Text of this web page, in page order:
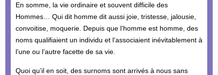
En somme, la vie ordinaire et souvent difficile des
Hommes… Qui dit homme dit aussi joie, tristesse, jalousie,
convoitise, moquerie. Depuis que l’homme est homme, des
noms qualifiaient un individu et l’associaient inévitablement à
l’une ou l’autre facette de sa vie.
Quoi qu’il en soit, des surnoms sont arrivés à nous sans